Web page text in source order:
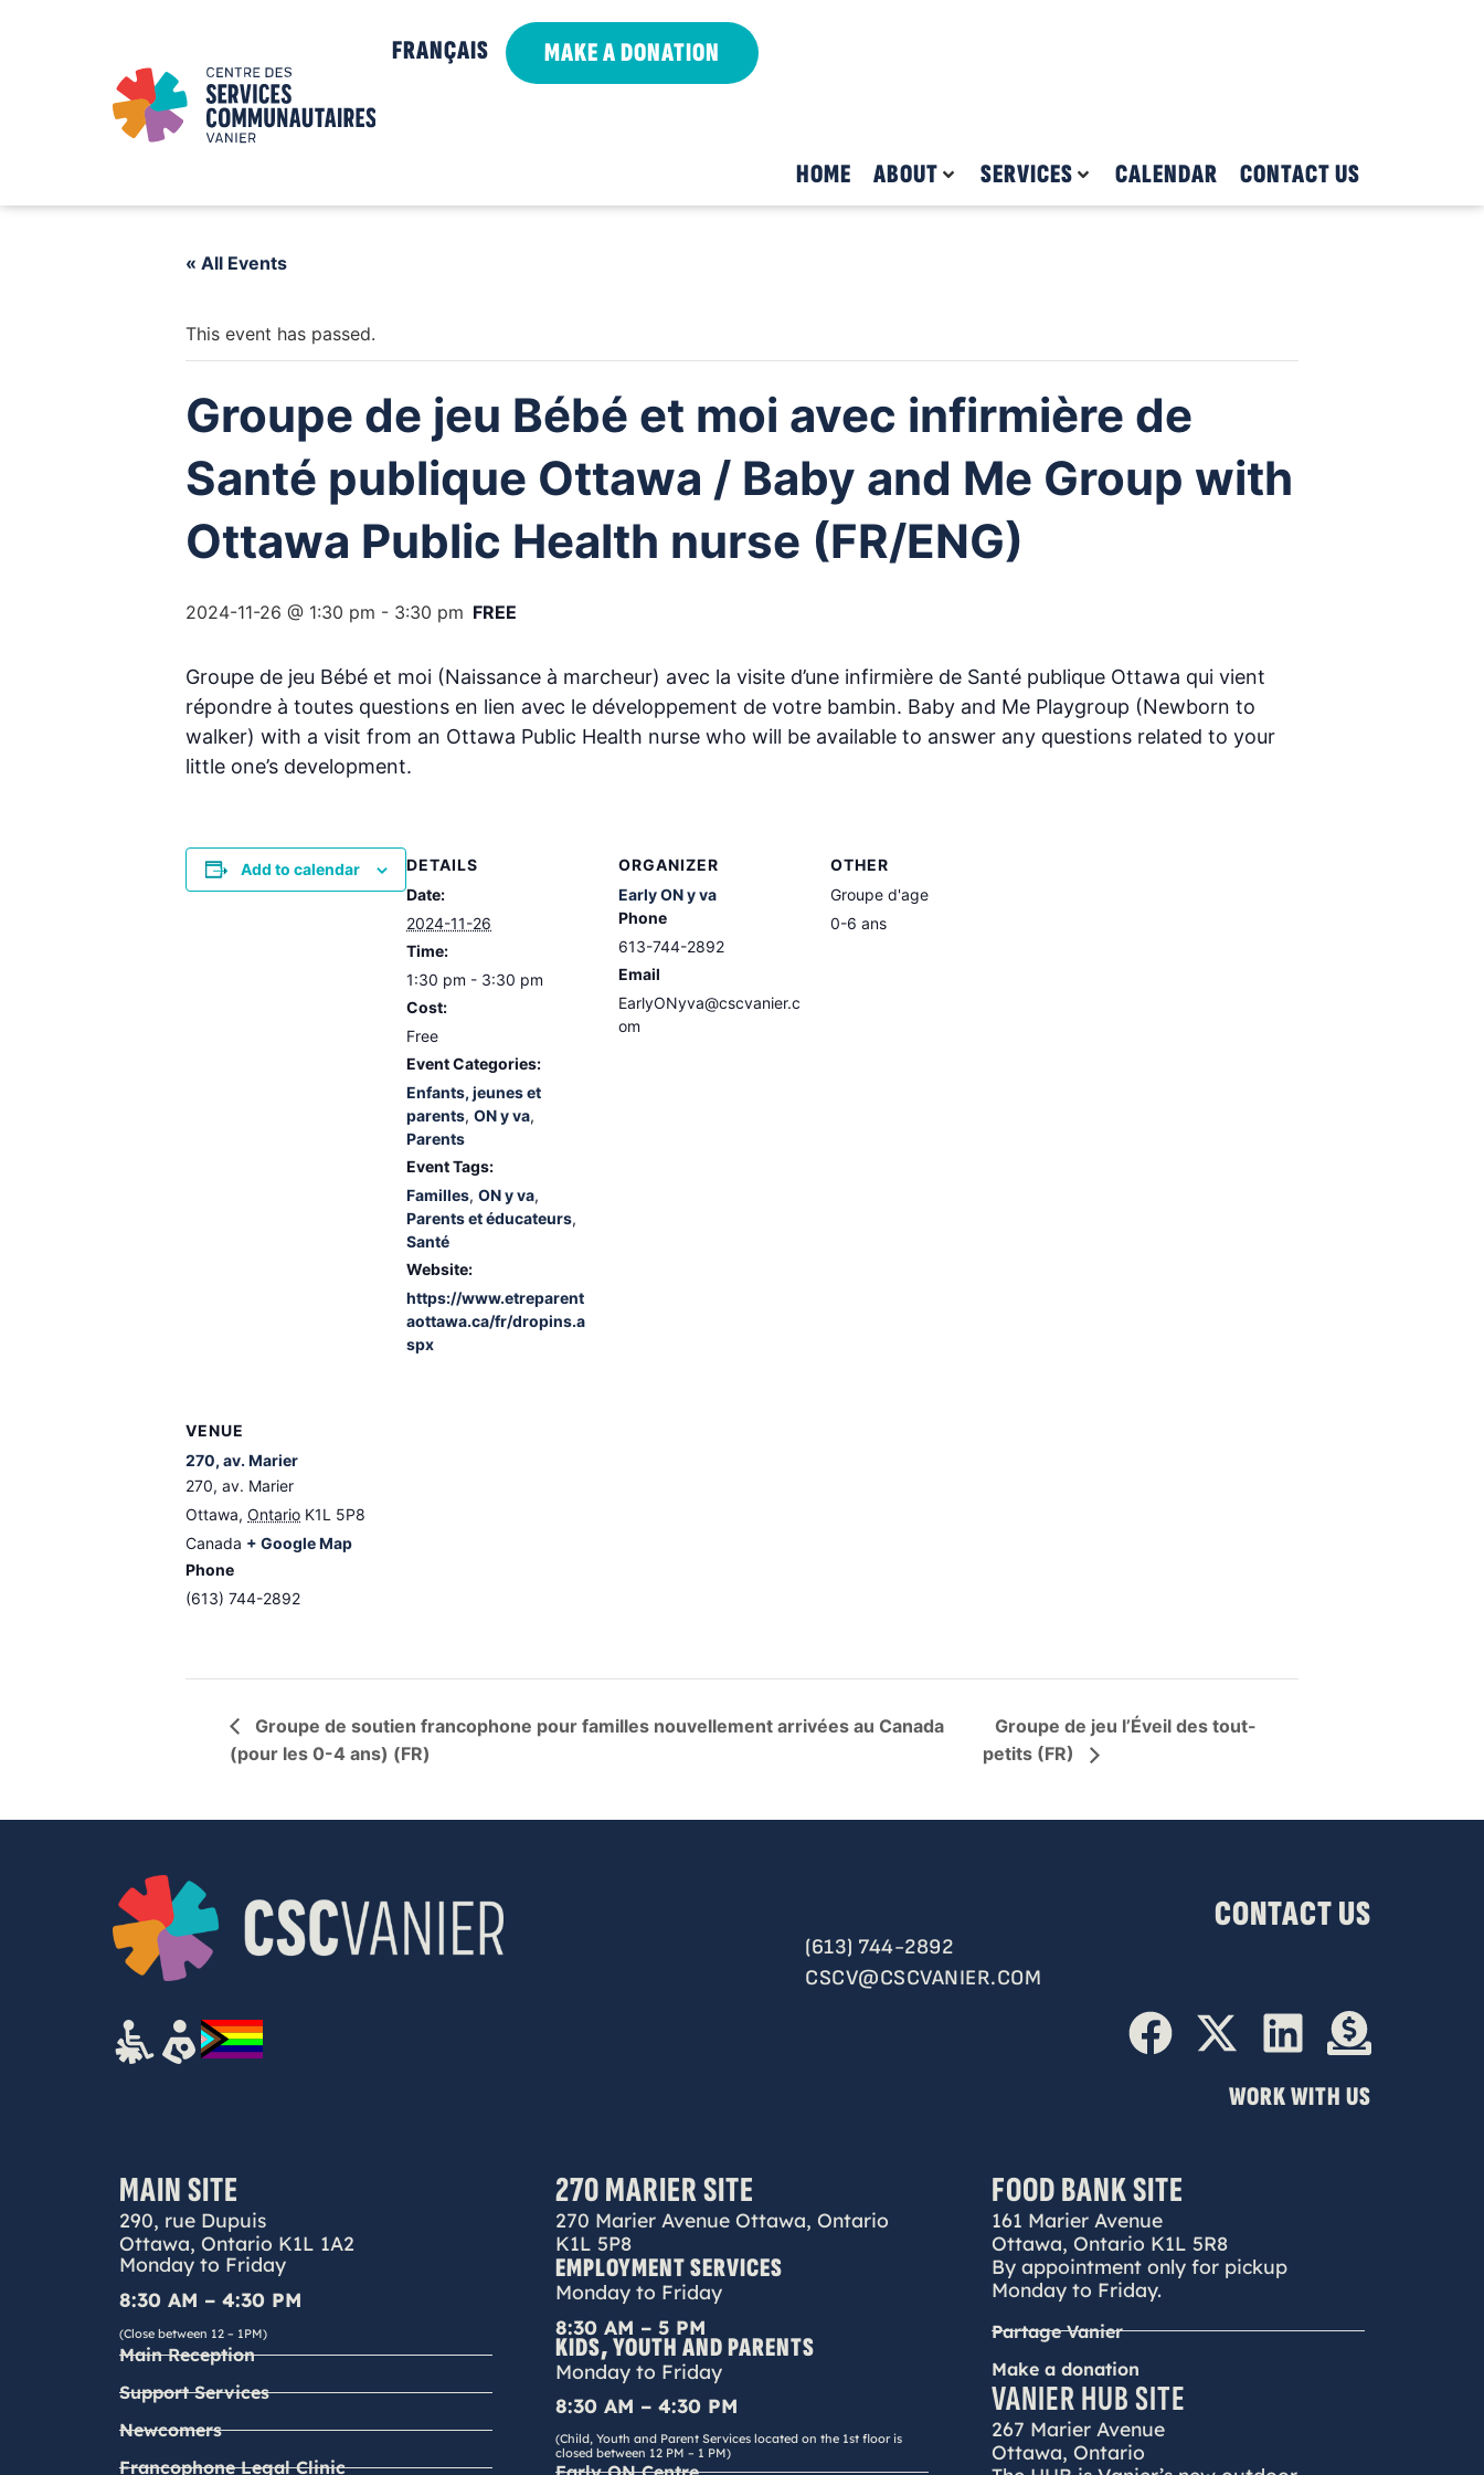
FRANÇAIS MAKE A DONATION
HOME ABOUT SERVICES CALENDAR CONTACT US
« All Events
This event has passed.
Groupe de jeu Bébé et moi avec infirmière de
Santé publique Ottawa / Baby and Me Group with
Ottawa Public Health nurse (FR/ENG)
2024-11-26 @ 1:30 pm - 3:30 pm FREE
Groupe de jeu Bébé et moi (Naissance à marcheur) avec la visite d’une infirmière de Santé publique Ottawa qui vient
répondre à toutes questions en lien avec le développement de votre bambin. Baby and Me Playgroup (Newborn to
walker) with a visit from an Ottawa Public Health nurse who will be available to answer any questions related to your
little one’s development.
Add to calendar
DETAILS
Date:
2024-11-26
Time:
1:30 pm - 3:30 pm
Cost:
Free
Event Categories:
Enfants, jeunes et
parents, ON y va,
Parents
Event Tags:
Familles, ON y va,
Parents et éducateurs,
Santé
Website:
https://www.etreparent
aottawa.ca/fr/dropins.a
spx
ORGANIZER
Early ON y va
Phone
613-744-2892
Email
EarlyONyva@cscvanier.c
om
OTHER
Groupe d'age
0-6 ans
VENUE
270, av. Marier
270, av. Marier
Ottawa, Ontario K1L 5P8
Canada + Google Map
Phone
(613) 744-2892
Groupe de soutien francophone pour familles nouvellement arrivées au Canada
(pour les 0-4 ans) (FR)
Groupe de jeu l’Éveil des tout-
petits (FR)
CONTACT US
(613) 744-2892
CSCV@CSCVANIER.COM
WORK WITH US
MAIN SITE
290, rue Dupuis
Ottawa, Ontario K1L 1A2
Monday to Friday
8:30 AM – 4:30 PM
(Close between 12 – 1PM)
Main Reception
Support Services
Newcomers
Francophone Legal Clinic
270 MARIER SITE
270 Marier Avenue Ottawa, Ontario
K1L 5P8
EMPLOYMENT SERVICES
Monday to Friday
8:30 AM – 5 PM
KIDS, YOUTH AND PARENTS
Monday to Friday
8:30 AM – 4:30 PM
(Child, Youth and Parent Services located on the 1st floor is
closed between 12 PM – 1 PM)
FOOD BANK SITE
161 Marier Avenue
Ottawa, Ontario K1L 5R8
By appointment only for pickup
Monday to Friday.
Partage Vanier
Make a donation
VANIER HUB SITE
267 Marier Avenue
Ottawa, Ontario